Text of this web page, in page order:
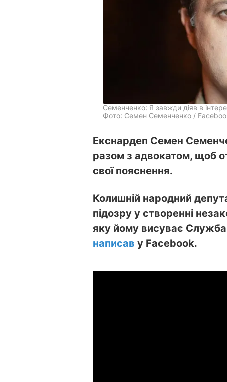
Семенченко: Я завжди діяв в
Фото: Семен Семенченко /
Екснардеп Семен
разом з адвокатом, щоб
свої пояснення.
Колишній народний
підозру у створенні
яку йому висуває Служба
написав у Facebook.